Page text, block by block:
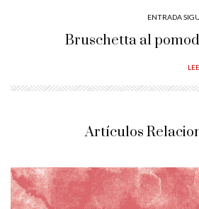
ENTRADA
Bruschetta al
Artículos